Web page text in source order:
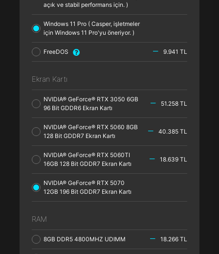
açık ve stabil performans için. )
Windows 11 Pro ( Casper, işletmeler
için Windows 11 Pro'yu öneriyor. )
FreeDOS 9.941 TL
Ekran Kartı
NVIDIA® GeForce® RTX 3050 6GB
96 Bit GDDR6 Ekran Kartı
51.258 TL
NVIDIA® GeForce® RTX 5060 8GB
128 Bit GDDR7 Ekran Kartı
40.385 TL
NVIDIA® GeForce® RTX 5060TI
16GB 128 Bit GDDR7 Ekran Kartı
18.639 TL
NVIDIA® GeForce® RTX 5070
12GB 196 Bit GDDR7 Ekran Kartı
RAM
8GB DDR5 4800MHZ UDIMM 18.266 TL